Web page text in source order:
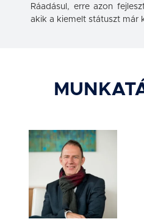
Ráadásul, erre azon
akik a kiemelt státuszt már